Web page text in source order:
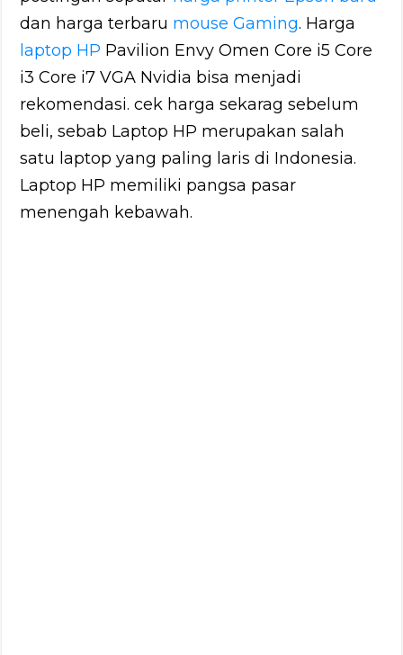
dan harga terbaru mouse Gaming. Harga
laptop HP Pavilion Envy Omen Core i5 Core
i3 Core i7 VGA Nvidia bisa menjadi
rekomendasi. cek harga sekarag sebelum
beli, sebab Laptop HP merupakan salah
satu laptop yang paling laris di Indonesia.
Laptop HP memiliki pangsa pasar
menengah kebawah.